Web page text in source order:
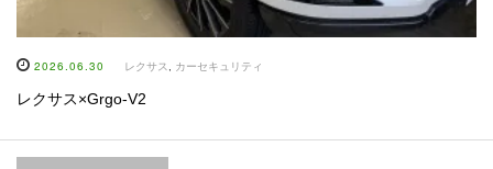
2026.06.30 レクサス カーセキュリティ
レクサス×Grgo-V2